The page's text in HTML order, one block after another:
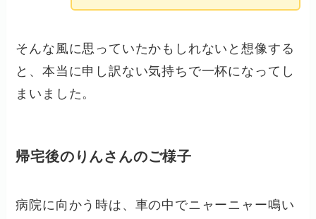
そんな風に思っていたかもしれないと想像する
と、本当に申し訳ない気持ちで一杯になってし
まいました。
帰宅後のりんさんのご様子
病院に向かう時は、車の中でニャーニャー鳴い